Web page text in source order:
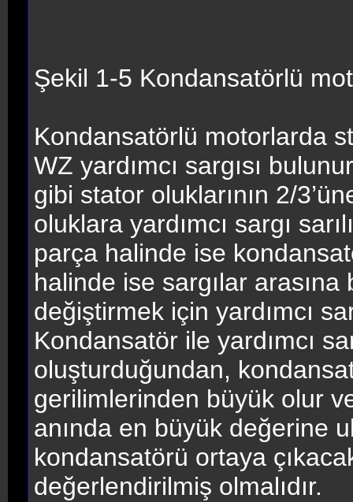
Şekil 1-5 Kondansatörlü
Kondansatörlü motorlarda
WZ yardımcı sargısı
gibi stator oluklarının 2/
oluklara yardımcı sargı
parça halinde ise
halinde ise sargılar
değiştirmek için yardımcı
Kondansatör ile yardımcı
oluşturduğundan,
gerilimlerinden büyük olur
anında en büyük değerine
kondansatörü ortaya
değerlendirilmiş olmalıdır.